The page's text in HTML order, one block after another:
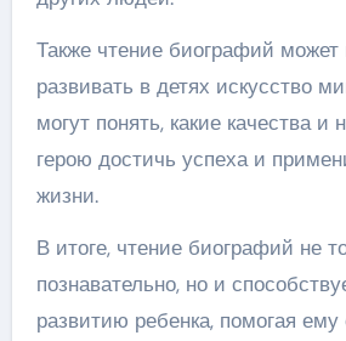
Также чтение биографий может
развивать в детях искусство
могут понять, какие качества и
герою достичь успеха и
жизни.
В итоге, чтение биографий не
познавательно, но и
развитию ребенка, помогая